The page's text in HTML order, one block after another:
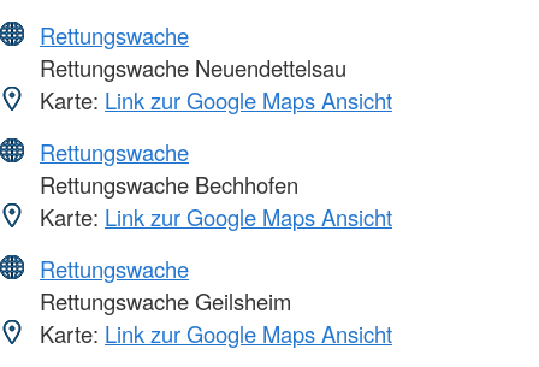
Rettungswache
Rettungswache Neuendettelsau
Karte: Link zur Google Maps Ansicht
Rettungswache
Rettungswache Bechhofen
Karte: Link zur Google Maps Ansicht
Rettungswache
Rettungswache Geilsheim
Karte: Link zur Google Maps Ansicht